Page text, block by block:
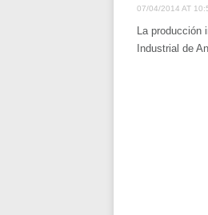
07/04/2014 AT
La producción
Industrial de